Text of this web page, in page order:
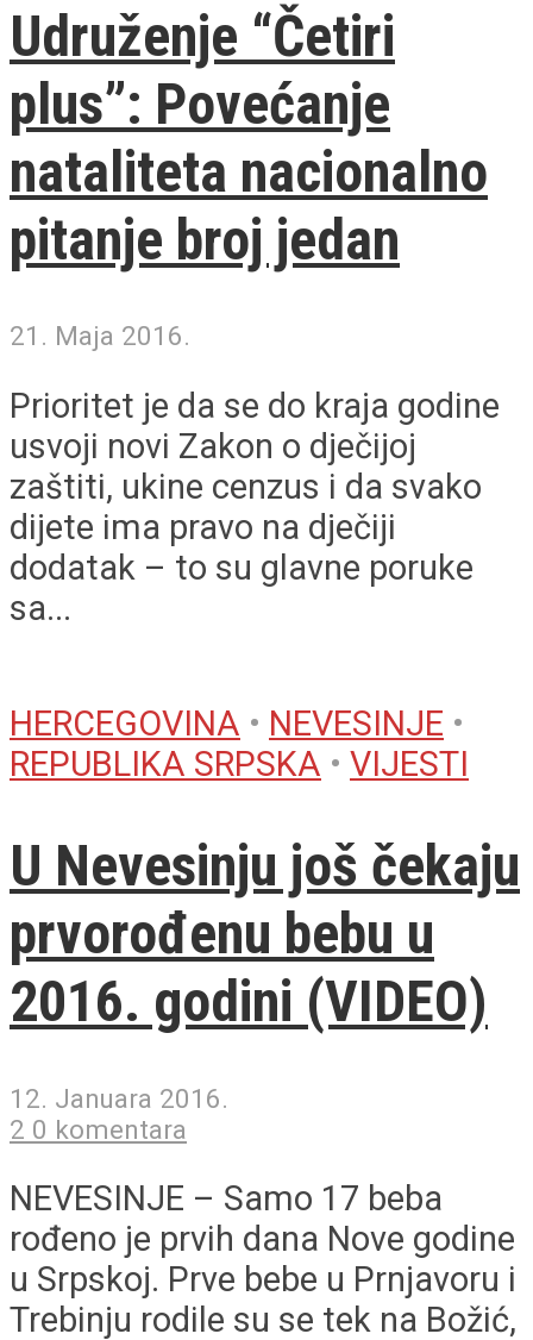
Udruženje “Četiri
plus”: Povećanje
nataliteta nacionalno
pitanje broj jedan
21. Maja 2016.
Prioritet je da se do kraja godine
usvoji novi Zakon o dječijoj
zaštiti, ukine cenzus i da svako
dijete ima pravo na dječiji
dodatak – to su glavne poruke
sa...
HERCEGOVINA • NEVESINJE •
REPUBLIKA SRPSKA • VIJESTI
U Nevesinju još čekaju
prvorođenu bebu u
2016. godini (VIDEO)
12. Januara 2016.
2 0 komentara
NEVESINJE – Samo 17 beba
rođeno je prvih dana Nove godine
u Srpskoj. Prve bebe u Prnjavoru i
Trebinju rodile su se tek na Božić,